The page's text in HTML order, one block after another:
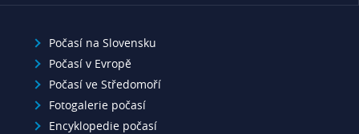
Počasí na Slovensku
Počasí v Evropě
Počasí ve Středomoří
Fotogalerie počasí
Encyklopedie počasí